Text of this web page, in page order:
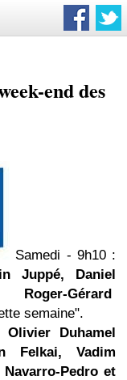
end des
Samedi - 9h10 :
Juppé, Daniel
Gérard
semaine".
Olivier Duhamel
Felkai, Vadim
Pedro et